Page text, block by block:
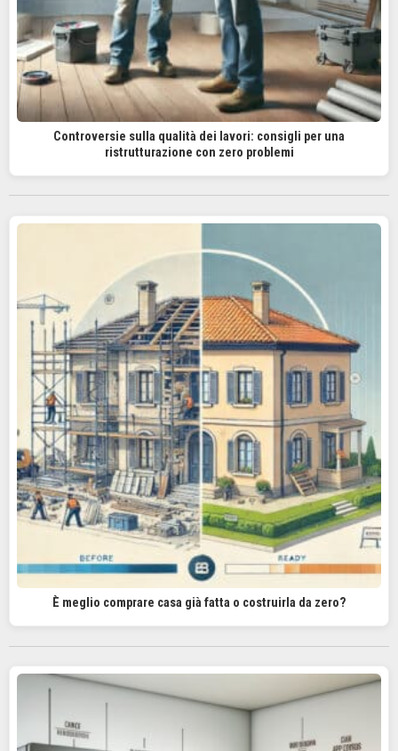
Controversie sulla qualità dei lavori: consigli per una
ristrutturazione con zero problemi
È meglio comprare casa già fatta o costruirla da zero?